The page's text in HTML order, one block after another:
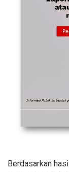
Berdasarkan